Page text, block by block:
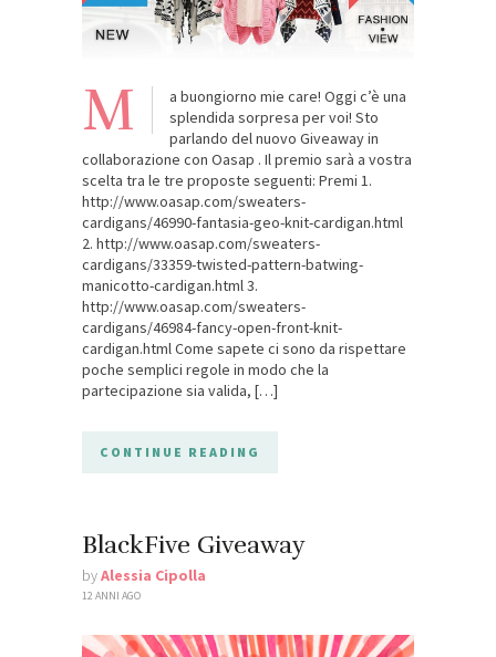
M
a buongiorno mie care! Oggi c’è una
splendida sorpresa per voi! Sto
parlando del nuovo Giveaway in
collaborazione con Oasap . Il premio sarà a vostra
scelta tra le tre proposte seguenti: Premi 1.
http://www.oasap.com/sweaters-
cardigans/46990-fantasia-geo-knit-cardigan.html
2. http://www.oasap.com/sweaters-
cardigans/33359-twisted-pattern-batwing-
manicotto-cardigan.html 3.
http://www.oasap.com/sweaters-
cardigans/46984-fancy-open-front-knit-
cardigan.html Come sapete ci sono da rispettare
poche semplici regole in modo che la
partecipazione sia valida, […]
CONTINUE READING
BlackFive Giveaway
byAlessia Cipolla
12 ANNI AGO